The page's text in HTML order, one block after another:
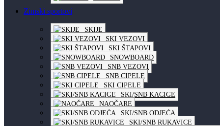
Zimski sportovi
SKIJE
SKI VEZOVI
SKI ŠTAPOVI
SNOWBOARD
SNB VEZOVI
SNB CIPELE
SKI CIPELE
SKI/SNB KACIGE
NAOČARE
SKI/SNB ODJEĆA
SKI/SNB RUKAVICE